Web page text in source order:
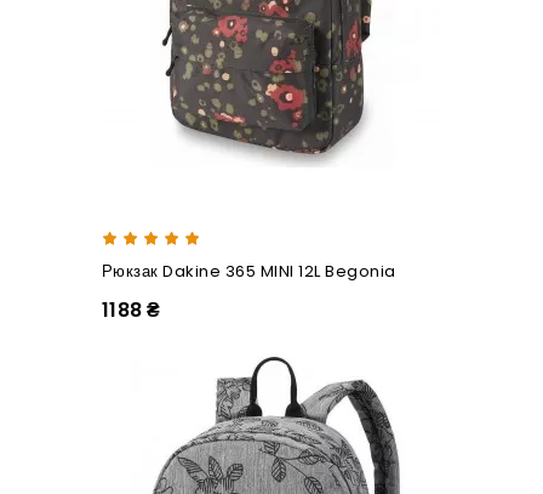
Рюкзак Dakine 365 MINI 12L Begonia
1188 ₴